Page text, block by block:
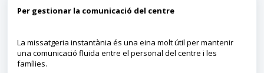
Per gestionar la comunicació del centre
La missatgeria instantània és una eina molt útil per mantenir
una comunicació fluida entre el personal del centre i les
famílies.